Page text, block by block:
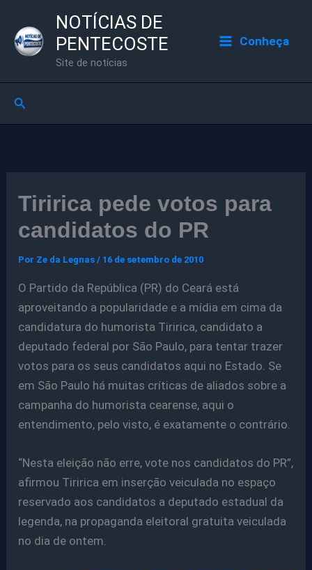
para
NOTÍCIAS DE
PENTECOSTE
Site de notícias
Conheça
Pesquisar
Tiririca pede votos para
candidatos do PR
Por Ze da Legnas/ 16 de setembro de 2010
O Partido da República (PR) do Ceará está
aproveitando a popularidade e a mídia em cima da
candidatura do humorista Tiririca, candidato a
deputado federal por São Paulo, para tentar trazer
votos para os seus candidatos aqui no Estado. Se
em São Paulo há muitas críticas de aliados sobre a
campanha do humorista cearense, aqui o
entendimento, pelo visto, é exatamente o contrário.
“Nesta eleição não erre, vote nos candidatos do PR”,
afirmou Tiririca em inserção veiculada no espaço
reservado aos candidatos a deputado estadual da
legenda, na propaganda eleitoral gratuita veiculada
no dia de ontem.